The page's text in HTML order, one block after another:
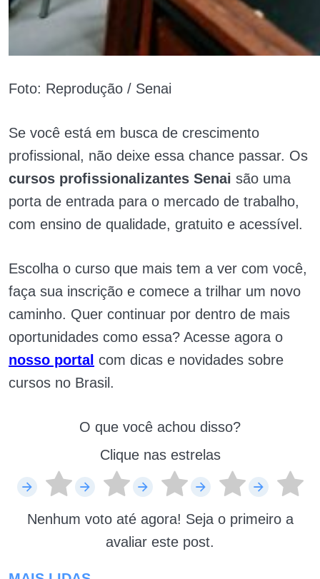
Foto: Reprodução / Senai
Se você está em busca de crescimento
profissional, não deixe essa chance passar. Os
cursos profissionalizantes Senai são uma
porta de entrada para o mercado de trabalho,
com ensino de qualidade, gratuito e acessível.
Escolha o curso que mais tem a ver com você,
faça sua inscrição e comece a trilhar um novo
caminho. Quer continuar por dentro de mais
oportunidades como essa? Acesse agora o
nosso portal com dicas e novidades sobre
cursos no Brasil.
O que você achou disso?
Clique nas estrelas
Nenhum voto até agora! Seja o primeiro a
avaliar este post.